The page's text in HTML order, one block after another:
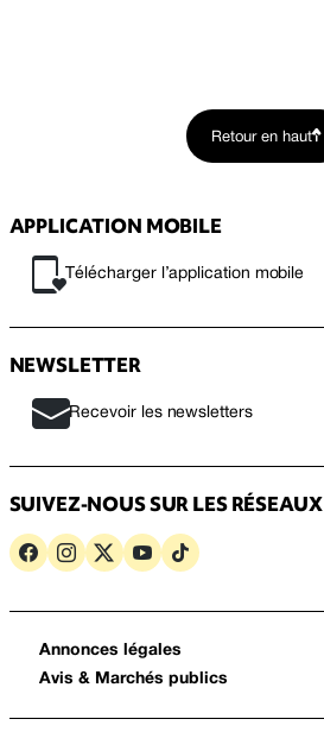
Retour en haut
APPLICATION MOBILE
Télécharger l’application mobile
NEWSLETTER
Recevoir les newsletters
SUIVEZ-NOUS SUR LES RÉSEAUX
Annonces légales
Avis & Marchés publics